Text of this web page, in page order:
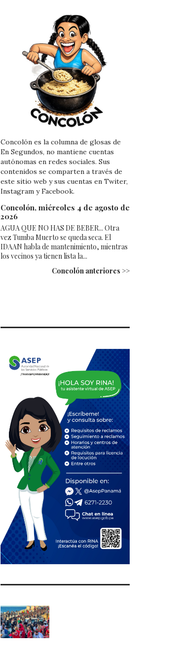
Concolón es la columna de glosas de
En Segundos, no mantiene cuentas
autónomas en redes sociales. Sus
contenidos se comparten a través de
este sitio web y sus cuentas en Twiter,
Instagram y Facebook.
Concolón, miércoles 4 de agosto de
2026
AGUA QUE NO HAS DE BEBER... Otra
vez Tumba Muerto se queda seca. El
IDAAN habla de mantenimiento, mientras
los vecinos ya tienen lista la...
Concolón anteriores >>